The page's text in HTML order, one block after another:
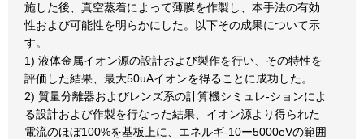
施した後、真空蒸着によって薄膜を作製し、本手法の有効
性および可能性を明らかにした。以下その成果について示
す。
1) 液体金属イオン源の設計および製作を行い、その特性を
評価した結果、最大50uAイオンを得ることに成功した。
2) 質量分離器およびレンズ系の計算機シミュレ-ションによ
る設計および作製を行なった結果、イオン源より得られた
電流のほぼ100%を基板上に、エネルギ-10ー5000eVの範囲